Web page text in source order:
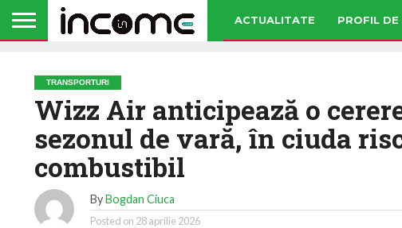
ACTUALITATE PROFIL DE
TRANSPORTURI
Wizz Air anticipează o
sezonul de vară, în ciuda
combustibil
ByBogdan Ciuca
Posted on 28 aprilie 2026